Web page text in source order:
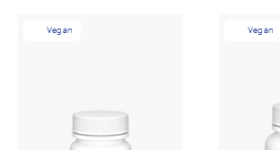
Vegan Vegan